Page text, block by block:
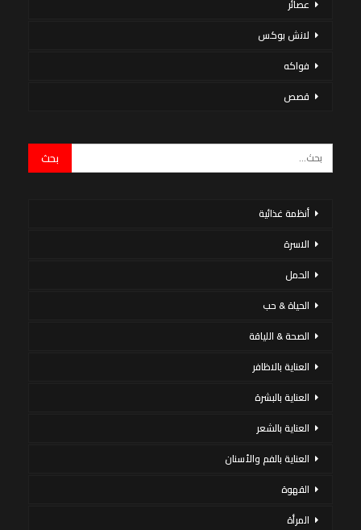
عصائر
لانش بوكس
فواكه
قصص
أنظمة غذائية
الاسرة
الحمل
الحياة & حب
الصحة & اللياقة
العناية بالاظافر
العناية بالبشرة
العناية بالشعر
العناية بالفم والأسنان
القهوة
المرأة